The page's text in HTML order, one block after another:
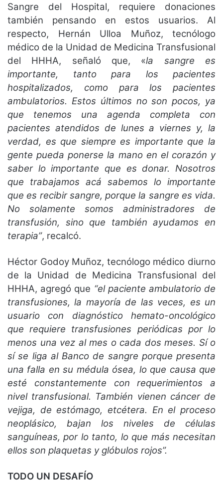
Sangre del Hospital, requiere donaciones
también pensando en estos usuarios. Al
respecto, Hernán Ulloa Muñoz, tecnólogo
médico de la Unidad de Medicina Transfusional
del HHHA, señaló que, «la sangre es
importante, tanto para los pacientes
hospitalizados, como para los pacientes
ambulatorios. Estos últimos no son pocos, ya
que tenemos una agenda completa con
pacientes atendidos de lunes a viernes y, la
verdad, es que siempre es importante que la
gente pueda ponerse la mano en el corazón y
saber lo importante que es donar. Nosotros
que trabajamos acá sabemos lo importante
que es recibir sangre, porque la sangre es vida.
No solamente somos administradores de
transfusión, sino que también ayudamos en
terapia”, recalcó.
Héctor Godoy Muñoz, tecnólogo médico diurno
de la Unidad de Medicina Transfusional del
HHHA, agregó que “el paciente ambulatorio de
transfusiones, la mayoría de las veces, es un
usuario con diagnóstico hemato-oncológico
que requiere transfusiones periódicas por lo
menos una vez al mes o cada dos meses. Sí o
sí se liga al Banco de sangre porque presenta
una falla en su médula ósea, lo que causa que
esté constantemente con requerimientos a
nivel transfusional. También vienen cáncer de
vejiga, de estómago, etcétera. En el proceso
neoplásico, bajan los niveles de células
sanguíneas, por lo tanto, lo que más necesitan
ellos son plaquetas y glóbulos rojos”.
TODO UN DESAFÍO